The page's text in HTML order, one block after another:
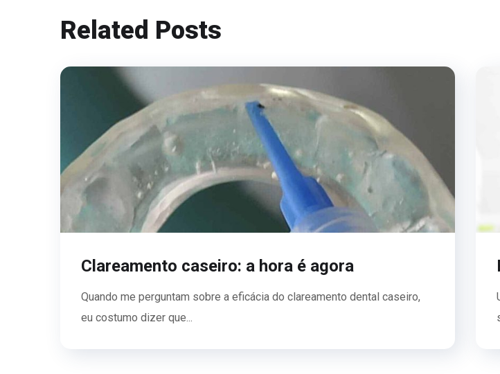
Related Posts
Clareamento caseiro: a hora é agora
Quando me perguntam sobre a eficácia do clareamento dental caseiro,
eu costumo dizer que...